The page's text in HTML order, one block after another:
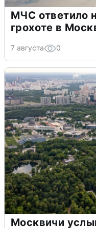
МЧС ответило
грохоте в
7 августа 0
Москвичи